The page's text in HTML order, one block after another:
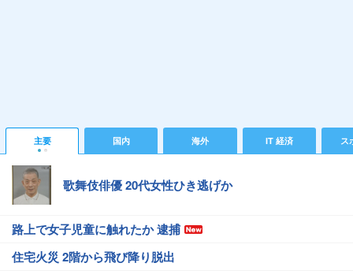
主要 国内 海外 IT 経済 ス
歌舞伎俳優 20代女性ひき逃げか
路上で女子児童に触れたか 逮捕
住宅火災 2階から飛び降り脱出